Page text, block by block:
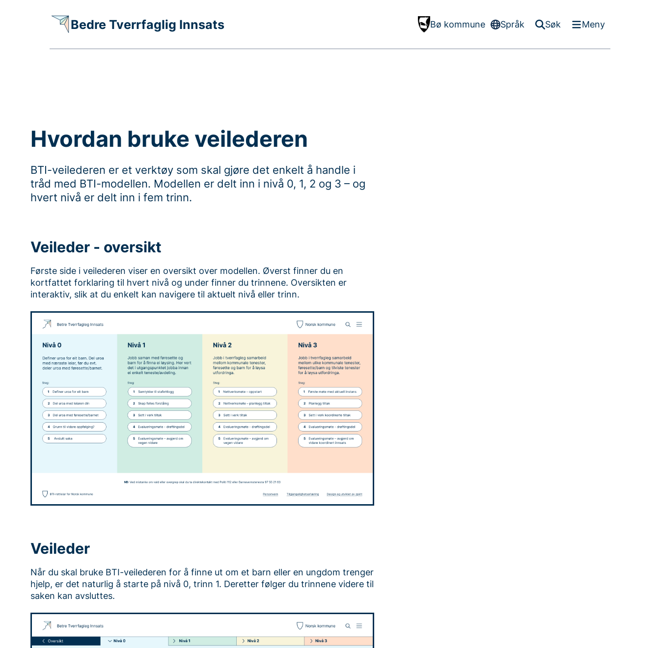
Bedre Tverrfaglig Innsats Bø kommune Språk Søk Meny
Hvordan bruke veilederen
BTI-veilederen er et verktøy som skal gjøre det enkelt å handle i
tråd med BTI-modellen. Modellen er delt inn i nivå 0, 1, 2 og 3 – og
hvert nivå er delt inn i fem trinn.
Veileder - oversikt
Første side i veilederen viser en oversikt over modellen. Øverst finner du en
kortfattet forklaring til hvert nivå og under finner du trinnene. Oversikten er
interaktiv, slik at du enkelt kan navigere til aktuelt nivå eller trinn.
Veileder
Når du skal bruke BTI-veilederen for å finne ut om et barn eller en ungdom trenger
hjelp, er det naturlig å starte på nivå 0, trinn 1. Deretter følger du trinnene videre til
saken kan avsluttes.